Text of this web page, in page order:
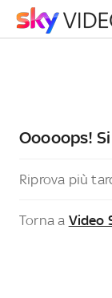
Ooooops!
Riprova più
Torna a Video